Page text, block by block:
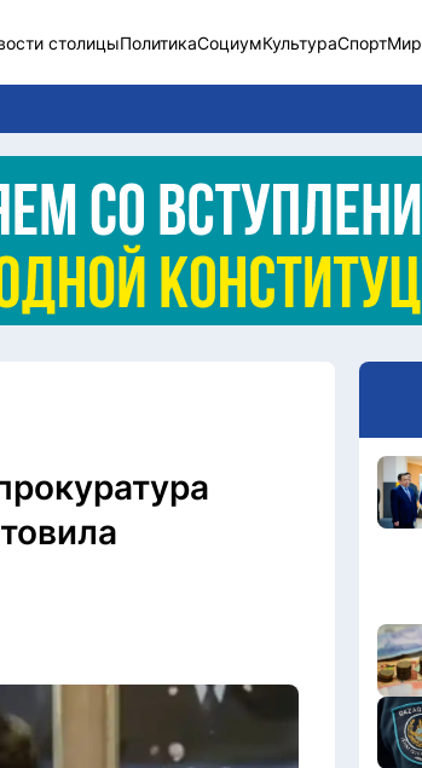
столицыПолитикаСоциумКультураСпортМир
Новости столицы
Социум
Спорт
Этический кодекс